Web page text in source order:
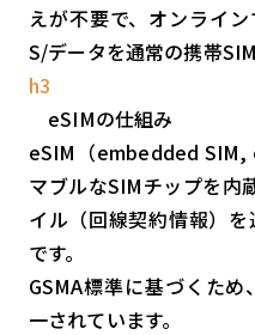
えが不要で、オンライ
S/データを通常の携帯
h3
eSIMの仕組み
eSIM（embedded SIM,
マブルなSIMチップを内
イル（回線契約情報）
です。
GSMA標準に基づくた
一されています。